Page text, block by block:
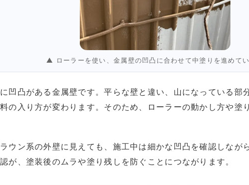
▲ ローラーを使い、金属壁の凹凸に合わせて中塗りを進めて
凹凸がある金属壁です。平らな壁と違い、山になっている部
の入り方が変わります。そのため、ローラーの動かし方や塗
ウン系の外壁に見えても、施工中は細かな凹凸を確認しなが
が、塗装後のムラや塗り残しを防ぐことにつながります。